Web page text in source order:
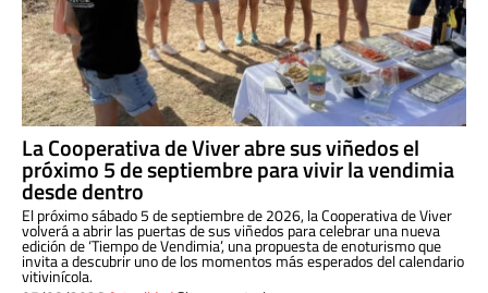
La Cooperativa de Viver abre sus viñedos el
próximo 5 de septiembre para vivir la vendimia
desde dentro
El próximo sábado 5 de septiembre de 2026, la Cooperativa de Viver
volverá a abrir las puertas de sus viñedos para celebrar una nueva
edición de ‘Tiempo de Vendimia’, una propuesta de enoturismo que
invita a descubrir uno de los momentos más esperados del calendario
vitivinícola.